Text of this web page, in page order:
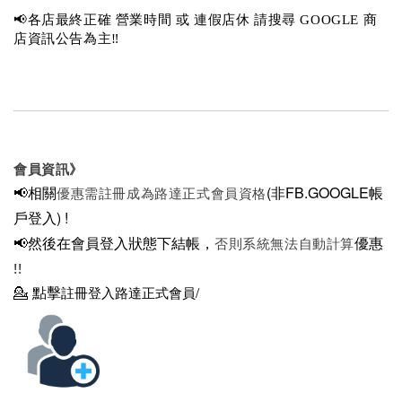
📢各店最終正確 營業時間 或 連假店休 請搜尋 GOOGLE 商
店資訊公告為主‼️
會員資訊》
📢相關優惠需註冊成為路達正式會員資格(非FB.GOOGLE帳
戶登入) !
📢然後在會員登入狀態下結帳， 否則系統無法自動計算優惠
!!
💁 點擊註冊登入路達正式會員/